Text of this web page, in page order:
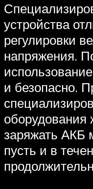
устройства
регулировки
напряжения.
и безопасно.
оборудования
заряжать АКБ
пусть и в